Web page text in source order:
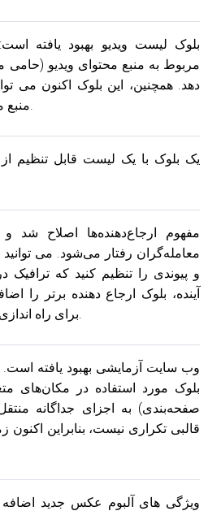
بلوک لیست ویدیو بهبود یافته
مربوط به منبع محتوای ویدیو (حامی
دهد. همچنین، این بلوک اکنون می
منبع محتوای انتخابی را نمایش دهد.
یک بلوک با یک لیست قابل تنظیم از
مفهوم ارجاع‌دهنده‌ها اصلاح شد و
معامله‌گران رفتار می‌شود. می
و پیوندی را تنظیم کنید که
آینده، بلوک ارجاع دهنده برتر را
برای راه اندازی تجارت ترافیک استفاده شود.
بلوک مورد استفاده در مکان‌های
صفحه‌بندی) به اجزای جداگانه
قالبی تکراری نیست، بنابراین
ویژگی های آلبوم عکس جدید اضافه